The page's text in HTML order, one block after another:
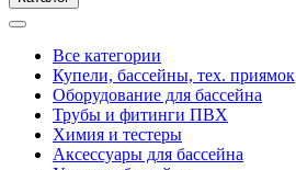
Все категории
Купели, бассейны, тех. приямок
Оборудование для бассейна
Трубы и фитинги ПВХ
Химия и тестеры
Аксессуары для бассейна